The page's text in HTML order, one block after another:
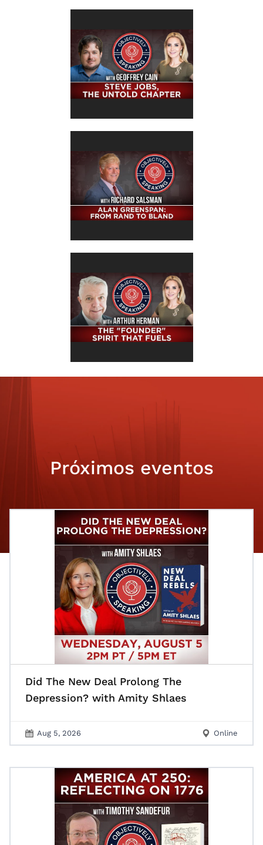
Próximos eventos
Did The New Deal Prolong The
Depression? with Amity Shlaes
Aug 5, 2026 Online